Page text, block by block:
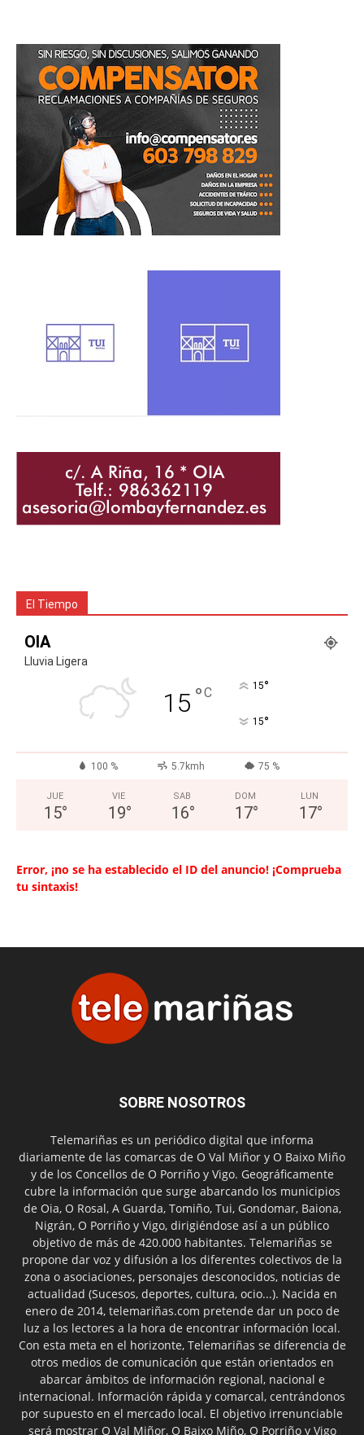
El Tiempo
OIA
Lluvia Ligera
15 °C 15°
15°
100 % 5.7kmh 75 %
JUE
15°
VIE
19°
SAB
16°
DOM
17°
LUN
17°
Error, ¡no se ha establecido el ID del anuncio! ¡Comprueba
tu sintaxis!
SOBRE NOSOTROS
Telemariñas es un periódico digital que informa
diariamente de las comarcas de O Val Miñor y O Baixo Miño
y de los Concellos de O Porriño y Vigo. Geográficamente
cubre la información que surge abarcando los municipios
de Oia, O Rosal, A Guarda, Tomiño, Tui, Gondomar, Baiona,
Nigrán, O Porriño y Vigo, dirigiéndose así a un público
objetivo de más de 420.000 habitantes. Telemariñas se
propone dar voz y difusión a los diferentes colectivos de la
zona o asociaciones, personajes desconocidos, noticias de
actualidad (Sucesos, deportes, cultura, ocio...). Nacida en
enero de 2014, telemariñas.com pretende dar un poco de
luz a los lectores a la hora de encontrar información local.
Con esta meta en el horizonte, Telemariñas se diferencia de
otros medios de comunicación que están orientados en
abarcar ámbitos de información regional, nacional e
internacional. Información rápida y comarcal, centrándonos
por supuesto en el mercado local. El objetivo irrenunciable
será mostrar O Val Miñor, O Baixo Miño, O Porriño y Vigo